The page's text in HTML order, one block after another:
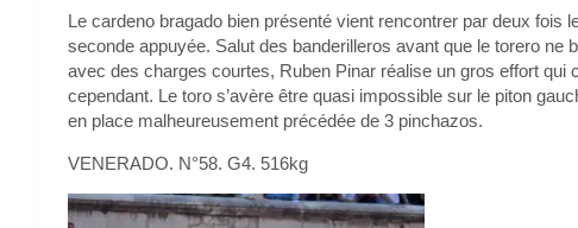
Le cardeno bragado bien présenté vient rencontrer par deux fois
seconde appuyée. Salut des banderilleros avant que le torero ne
avec des charges courtes, Ruben Pinar réalise un gros effort qui
cependant. Le toro s’avère être quasi impossible sur le piton
en place malheureusement précédée de 3 pinchazos.
VENERADO. N°58. G4. 516kg